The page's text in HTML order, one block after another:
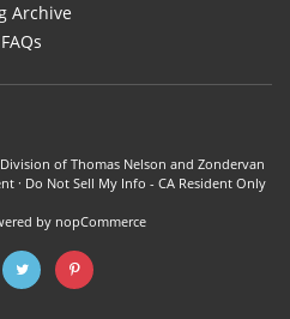
Archive
FAQs
of Thomas Nelson and Zondervan
· Do Not Sell My Info - CA Resident Only
by nopCommerce